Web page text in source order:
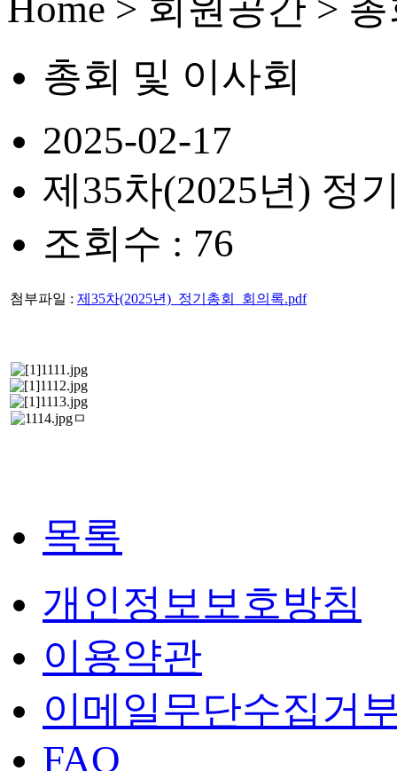
총회 및 이사회
2025-02-17
제35차(2025년) 정
조회수 : 76
첨부파일 : 제35차(2025년)_정기총회_회의록.pdf
ㅁ
목록
개인정보보호방침
이용약관
이메일무단수집거
FAQ